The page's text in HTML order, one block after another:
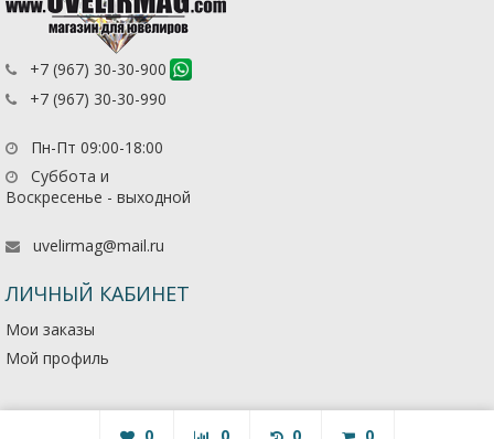
+7 (967) 30-30-900
+7 (967) 30-30-990
Пн-Пт 09:00-18:00
Суббота и
Воскресенье - выходной
uvelirmag@mail.ru
ЛИЧНЫЙ КАБИНЕТ
Мои заказы
Мой профиль